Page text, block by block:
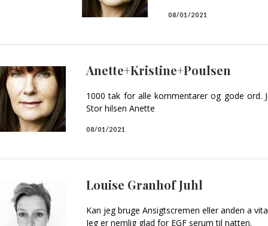
08/01/2021
Anette+Kristine+Poulsen
1000 tak for alle kommentarer og gode ord.
Stor hilsen Anette
08/01/2021
Louise Granhof Juhl
Kan jeg bruge Ansigtscremen eller anden a
Jeg er nemlig glad for EGF serum til natten.